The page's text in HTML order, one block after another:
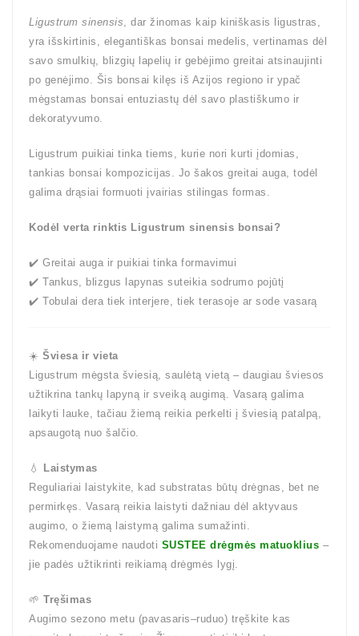
Ligustrum sinensis, dar žinomas kaip kiniškasis ligustras,
yra išskirtinis, elegantiškas bonsai medelis, vertinamas dėl
savo smulkių, blizgių lapelių ir gebėjimo greitai atsinaujinti
po genėjimo. Šis bonsai kilęs iš Azijos regiono ir ypač
mėgstamas bonsai entuziastų dėl savo plastiškumo ir
dekoratyvumo.
Ligustrum puikiai tinka tiems, kurie nori kurti įdomias,
tankias bonsai kompozicijas. Jo šakos greitai auga, todėl
galima drąsiai formuoti įvairias stilingas formas.
Kodėl verta rinktis Ligustrum sinensis bonsai?
✔️ Greitai auga ir puikiai tinka formavimui
✔️ Tankus, blizgus lapynas suteikia sodrumo pojūtį
✔️ Tobulai dera tiek interjere, tiek terasoje ar sode vasarą
☀️ Šviesa ir vieta
Ligustrum mėgsta šviesią, saulėtą vietą – daugiau šviesos
užtikrina tankų lapyną ir sveiką augimą. Vasarą galima
laikyti lauke, tačiau žiemą reikia perkelti į šviesią patalpą,
apsaugotą nuo šalčio.
💧
Laistymas
Reguliariai laistykite, kad substratas būtų drėgnas, bet ne
permirkęs. Vasarą reikia laistyti dažniau dėl aktyvaus
augimo, o žiemą laistymą galima sumažinti.
Rekomenduojame naudoti SUSTEE drėgmės matuoklius –
jie padės užtikrinti reikiamą drėgmės lygį.
🌱 Tręšimas
Augimo sezono metu (pavasaris–ruduo) tręškite kas